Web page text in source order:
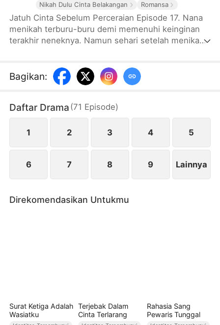
Nikah Dulu Cinta Belakangan
Romansa
Jatuh Cinta Sebelum Perceraian Episode 17. Nana
menikah terburu-buru demi memenuhi keinginan
terakhir neneknya. Namun sehari setelah menikah,
pria itu kembali sebagai presiden direktur
perusahaan. Wajahnya terasa asing sekaligus
terkejut. Meski telah sah sebagai suami istri,
keduanya justru seperti dua orang asing yang jatuh
cinta untuk pertama kalinya.
Bagikan:
Daftar Drama (71 Episode)
1 2 3 4 5
6 7 8 9 Lainnya
Direkomendasikan Untukmu
Surat Ketiga Adalah
Wasiatku
Terjebak Dalam
Cinta Terlarang
Rahasia Sang
Pewaris Tunggal